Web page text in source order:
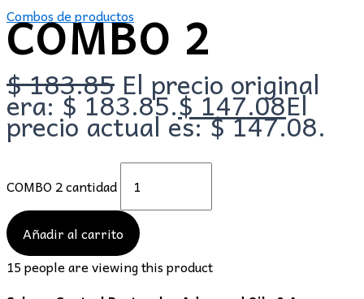
Combos de productos
COMBO 2
$183.85 El precio original
era: $ 183.85.$147.08El
precio actual es: $ 147.08.
COMBO 2 cantidad
Añadir al carrito
15people are viewing this product